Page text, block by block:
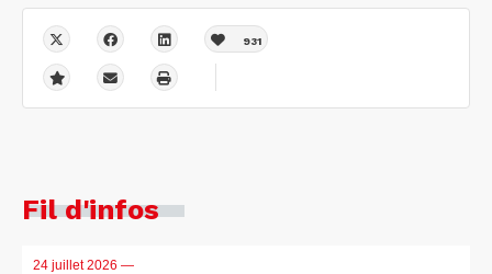
931
Fil d'infos
24 juillet 2026 —